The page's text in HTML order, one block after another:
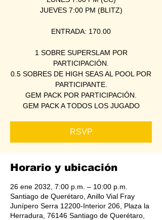
JUEVES 7:00 PM (BLITZ)
ENTRADA: 170.00
1 SOBRE SUPERSLAM POR
PARTICIPACIÓN.
0.5 SOBRES DE HIGH SEAS AL POOL POR
PARTICIPANTE.
GEM PACK POR PARTICIPACIÓN.
GEM PACK A TODOS LOS JUGADO
RSVP
Horario y ubicación
26 ene 2032, 7:00 p.m. – 10:00 p.m.
Santiago de Querétaro, Anillo Vial Fray
Junípero Serra 12200-Interior 206, Plaza la
Herradura, 76146 Santiago de Querétaro,